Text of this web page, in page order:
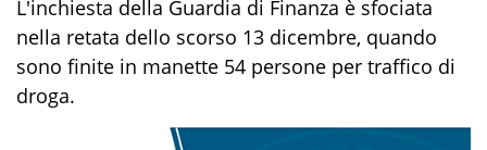
L'inchiesta della Guardia di Finanza è sfociata
nella retata dello scorso 13 dicembre, quando
sono finite in manette 54 persone per traffico di
droga.